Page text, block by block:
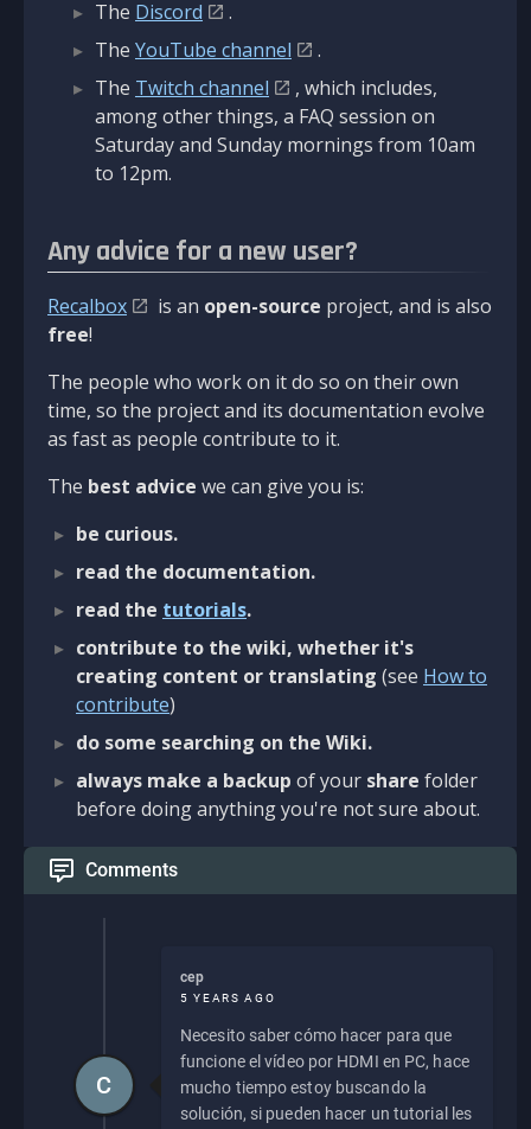
The Discord
.
The YouTube channel
.
The Twitch channel
, which includes,
among other things, a FAQ session on
Saturday and Sunday mornings from 10am
to 12pm.
Any advice for a new user?
Recalbox is an open-source project, and is also
free!
The people who work on it do so on their own
time, so the project and its documentation evolve
as fast as people contribute to it.
The best advice we can give you is:
be curious.
read the documentation.
read the tutorials.
contribute to the wiki, whether it's
creating content or translating (see How to
contribute)
do some searching on the Wiki.
always make a backup of your share folder
before doing anything you're not sure about.
Comments
cep
5 YEARS AGO
Necesito saber cómo hacer para que
funcione el vídeo por HDMI en PC, hace
mucho tiempo estoy buscando la
solución, si pueden hacer un tutorial les
C